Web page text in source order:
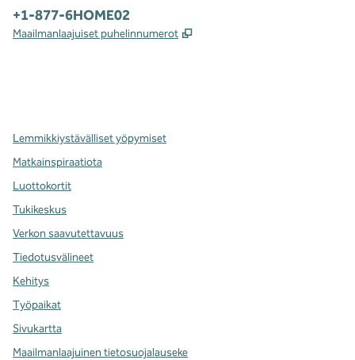
Puhelin:
+1-877-6HOME02
Maailmanlaajuiset puhelinnumerot ,
Lemmikkiystävälliset yöpymiset
Matkainspiraatiota
Luottokortit
Tukikeskus
Verkon saavutettavuus
Tiedotusvälineet
Kehitys
Työpaikat
Sivukartta
Maailmanlaajuinen tietosuojalauseke